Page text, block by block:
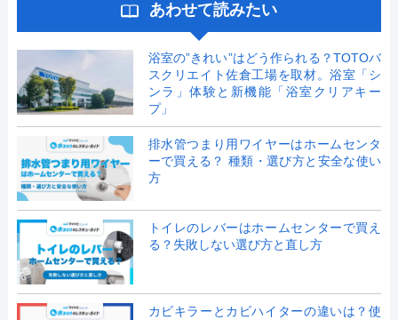
あわせて読みたい
浴室の”きれい”はどう作られる？TOTOバ
スクリエイト佐倉工場を取材。浴室「シ
ンラ」体験と新機能「浴室クリアキー
プ」
排水管つまり用ワイヤーはホームセンタ
ーで買える？ 種類・選び方と安全な使い
方
トイレのレバーはホームセンターで買え
る？失敗しない選び方と直し方
カビキラーとカビハイターの違いは？使